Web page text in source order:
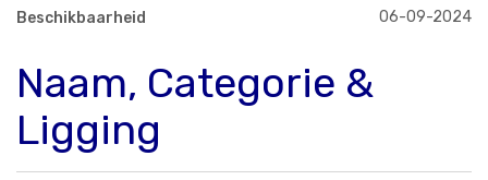
Beschikbaarheid 06-09-2024
Naam, Categorie &
Ligging